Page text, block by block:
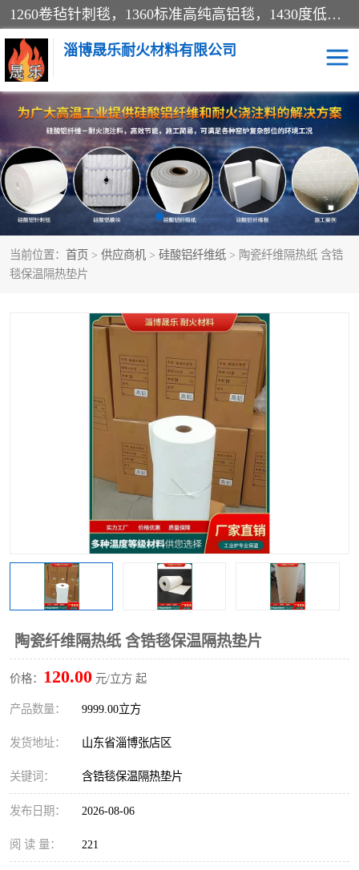
1260卷毡针刺毯，1360标准高纯高铝毯，1430度低锆锆铝含锆毯，普通挡渣棉卷毡，防火纸、挡火板、隔热垫片模块、棉块、折叠块、散棉高温固化剂价格规格密度多少钱图片视频立方平米参数指标
淄博晟乐耐火材料有限公司
当前位置： 首页 > 供应商机 > 硅酸铝纤维纸 > 陶瓷纤维隔热纸 含锆
毯保温隔热垫片
陶瓷纤维隔热纸 含锆毯保温隔热垫片
价格： 120.00 元/立方 起
产品数量： 9999.00立方
发货地址： 山东省淄博张店区
关键词： 含锆毯保温隔热垫片
发布日期： 2026-08-06
阅 读 量： 221
硅酸铝挡渣棉 硅酸铝纤维纸
硅酸铝挡火板 高铝毯
含锆毯 硅酸铝折叠块
硅酸铝散棉 硅酸铝纤维毯
硅酸铝模块
硅酸铝板